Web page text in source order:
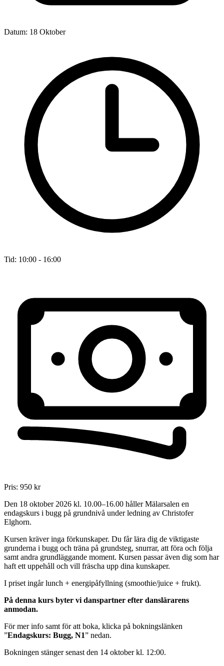
Datum: 18 Oktober
Tid: 10:00 - 16:00
Pris: 950 kr
Den 18 oktober 2026 kl. 10.00–16.00 håller Mälarsalen en
endagskurs i bugg på grundnivå under ledning av Christofer
Elghorn.
Kursen kräver inga förkunskaper. Du får lära dig de viktigaste
grunderna i bugg och träna på grundsteg, snurrar, att föra och följa
samt andra grundläggande moment. Kursen passar även dig som har
haft ett uppehåll och vill fräscha upp dina kunskaper.
I priset ingår lunch + energipåfyllning (smoothie/juice + frukt).
På denna kurs byter vi danspartner efter danslärarens
anmodan.
För mer info samt för att boka, klicka på bokningslänken
”Endagskurs: Bugg, N1” nedan.
Bokningen stänger senast den 14 oktober kl. 12:00.